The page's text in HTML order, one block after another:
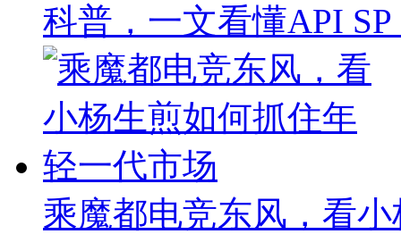
科普，一文看懂API
乘魔都电竞东风，看